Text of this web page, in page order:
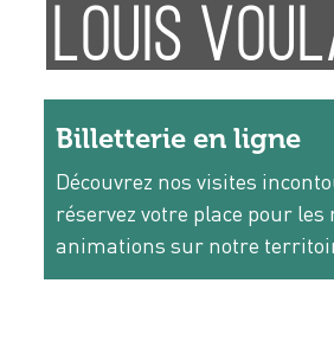
LOUIS
MUSEUM
Billetterie en ligne
Découvrez nos visites
réservez votre place pour
animations sur notre